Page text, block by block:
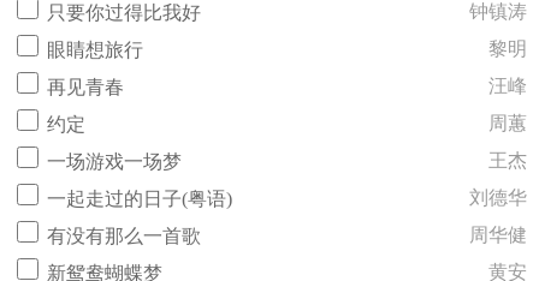
只要你过得比我好
钟镇涛
眼睛想旅行
黎明
再见青春
汪峰
约定
周蕙
一场游戏一场梦
王杰
一起走过的日子(粤语)
刘德华
有没有那么一首歌
周华健
新鸳鸯蝴蝶梦
黄安